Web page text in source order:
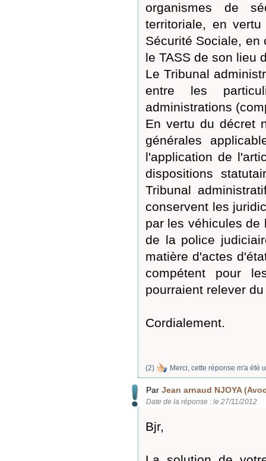
organismes de
territoriale, en
Sécurité Sociale,
le TASS de son lieu
Le Tribunal
entre les
administrations
En vertu du décret
générales
l'application de
dispositions
Tribunal
conservent les
par les véhicules de
de la police
matière d'actes
compétent pour
pourraient relever du
Cordialement.
(2) Merci, cette réponse m'a été
Par Jean arnaud NJOYA
Date de la réponse : le 27/11/2012
Bjr,